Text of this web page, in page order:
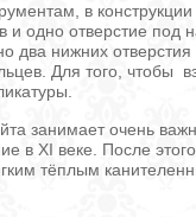
в
и одно отверстие под
два нижних
Для того, чтобы
занимает очень
в XI веке. После
тёплым